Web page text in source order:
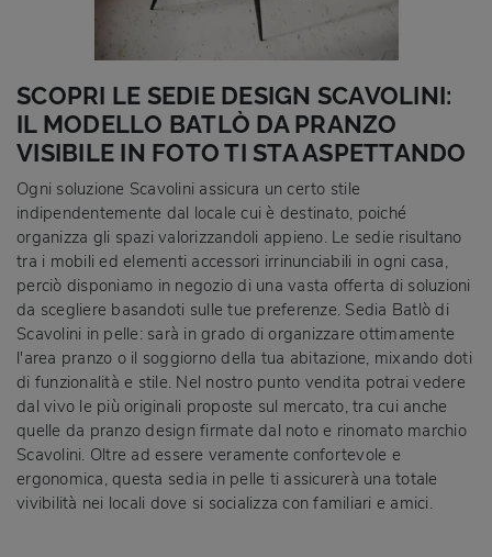
SCOPRI LE SEDIE DESIGN SCAVOLINI:
IL MODELLO BATLÒ DA PRANZO
VISIBILE IN FOTO TI STA ASPETTANDO
Ogni soluzione Scavolini assicura un certo stile
indipendentemente dal locale cui è destinato, poiché
organizza gli spazi valorizzandoli appieno. Le sedie risultano
tra i mobili ed elementi accessori irrinunciabili in ogni casa,
perciò disponiamo in negozio di una vasta offerta di soluzioni
da scegliere basandoti sulle tue preferenze. Sedia Batlò di
Scavolini in pelle: sarà in grado di organizzare ottimamente
l'area pranzo o il soggiorno della tua abitazione, mixando doti
di funzionalità e stile. Nel nostro punto vendita potrai vedere
dal vivo le più originali proposte sul mercato, tra cui anche
quelle da pranzo design firmate dal noto e rinomato marchio
Scavolini. Oltre ad essere veramente confortevole e
ergonomica, questa sedia in pelle ti assicurerà una totale
vivibilità nei locali dove si socializza con familiari e amici.